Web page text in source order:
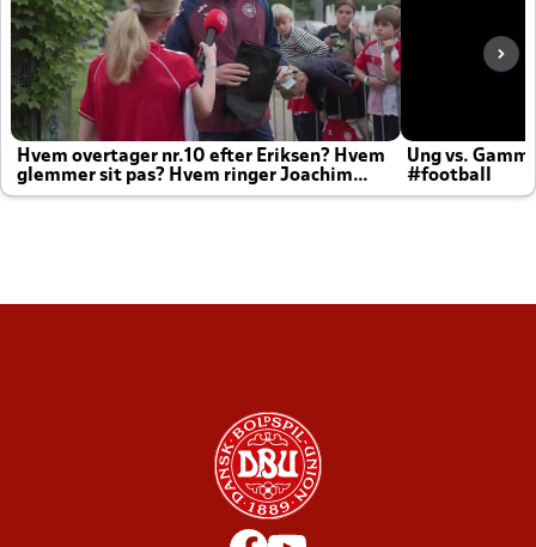
Hvem overtager nr.10 efter Eriksen? Hvem
glemmer sit pas? Hvem ringer Joachim
altid til efter kampe?
Ung vs.
#football